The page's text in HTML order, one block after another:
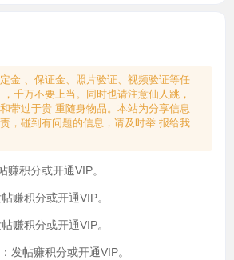
金 、保证金、照片验证、视频验证等任
千万不要上当。同时也请注意仙人跳，
带过于贵 重随身物品。本站为分享信息
，碰到有问题的信息，请及时举 报给我
赚积分或开通VIP。
赚积分或开通VIP。
赚积分或开通VIP。
发帖赚积分或开通VIP。